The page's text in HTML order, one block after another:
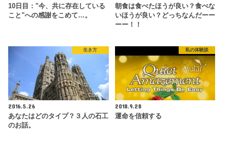
10日目："今、共に存在している
こと"への感謝をこめて…。
朝食は食べたほうが良い？食べな
いほうが良い？どっちなんだーー
ーー！！
生き方
2016.5.26
あなたはどのタイプ？３人の石工
のお話。
私の体験談
2018.9.28
運命を信頼する